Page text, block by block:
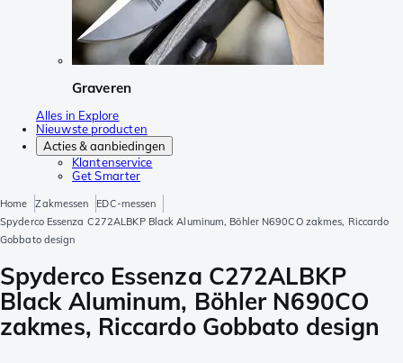
Graveren
Alles in Explore
Nieuwste producten
Acties & aanbiedingen
Klantenservice
Get Smarter
Home Zakmessen
EDC-messen
Spyderco Essenza C272ALBKP Black Aluminum, Böhler N690CO zakmes, Riccardo
Gobbato design
Spyderco Essenza C272ALBKP
Black Aluminum, Böhler N690CO
zakmes, Riccardo Gobbato design